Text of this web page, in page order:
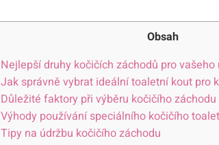
Obsah
Nejlepší druhy kočičích záchodů pro vašeho
Jak správně​ vybrat ideální toaletní ⁢kout pro
Důležité faktory při výběru kočičího záchodu
Výhody​ používání ⁤speciálního kočičího
Tipy na údržbu kočičího⁤ záchodu